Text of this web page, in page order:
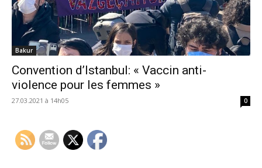
Bakur
Convention d’Istanbul: « Vaccin anti-
violence pour les femmes »
27.03.2021 à 14h05 0